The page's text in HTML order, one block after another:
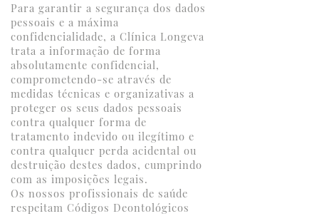
Para garantir a segurança dos dados
pessoais e a máxima
confidencialidade, a Clínica Longeva
trata a informação de forma
absolutamente confidencial,
comprometendo-se através de
medidas técnicas e organizativas a
proteger os seus dados pessoais
contra qualquer forma de
tratamento indevido ou ilegítimo e
contra qualquer perda acidental ou
destruição destes dados, cumprindo
com as imposições legais.
Os nossos profissionais de saúde
respeitam Códigos Deontológicos